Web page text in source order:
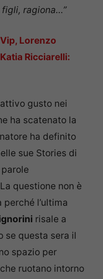
figli, ragiona…”
Vip, Lorenzo
Ricciarelli:
gusto nei
ha scatenato la
ha definito
sue Stories di
questione non è
l’ultima
risale a
se questa sera il
spazio per
ruotano intorno